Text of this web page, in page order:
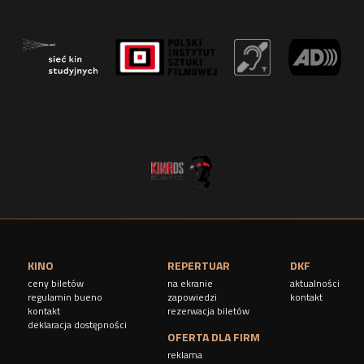
KINO
ceny biletów
regulamin bueno
kontakt
deklaracja dostępności
REPERTUAR
na ekranie
zapowiedzi
rezerwacja biletów
DKF
aktualności
kontakt
OFERTA DLA FIRM
reklama